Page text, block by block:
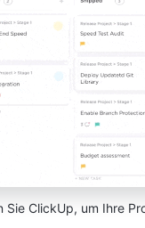
Sie ClickUp, um Ihre